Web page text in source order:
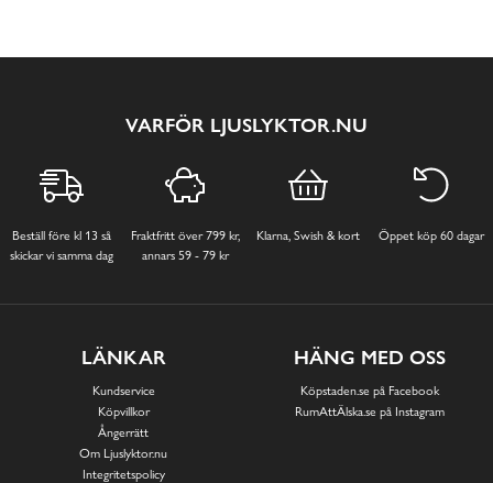
VARFÖR LJUSLYKTOR.NU
Beställ före kl 13 så
skickar vi samma dag
Fraktfritt över 799 kr,
annars 59 - 79 kr
Klarna, Swish & kort Öppet köp 60 dagar
LÄNKAR
Kundservice
Köpvillkor
Ångerrätt
Om Ljuslyktor.nu
Integritetspolicy
HÄNG MED OSS
Köpstaden.se på Facebook
RumAttÄlska.se på Instagram